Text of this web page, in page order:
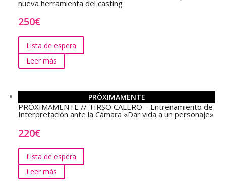
nueva herramienta del casting
250€
Lista de espera
Leer más
PRÓXIMAMENTE
PRÓXIMAMENTE // TIRSO CALERO – Entrenamiento de
Interpretación ante la Cámara «Dar vida a un personaje»
220€
Lista de espera
Leer más